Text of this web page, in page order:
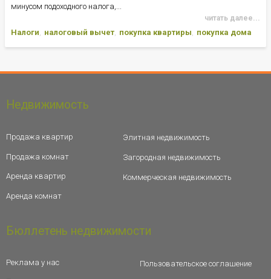
минусом подоходного налога,...
читать далее...
Налоги налоговый вычет покупка квартиры покупка дома
Недвижимость
Продажа квартир
Продажа комнат
Аренда квартир
Аренда комнат
Элитная недвижимость
Загородная недвижимость
Коммерческая недвижимость
Бюллетень недвижимости
Реклама у нас Пользовательское соглашение